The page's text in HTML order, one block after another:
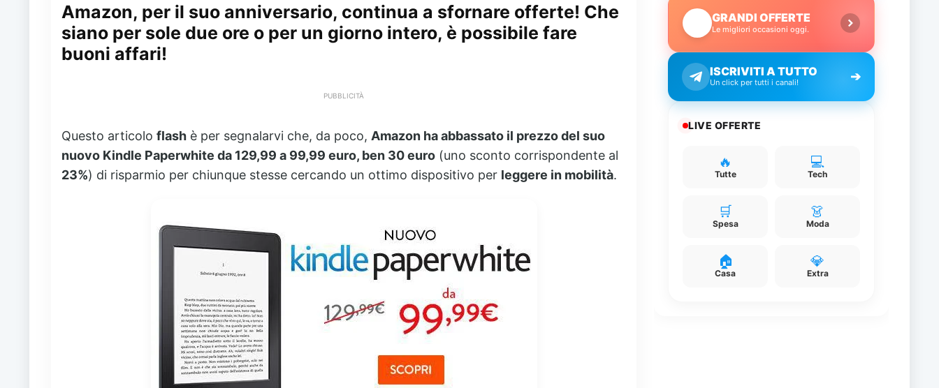
Amazon, per il suo anniversario, continua a sfornare offerte! Che
siano per sole due ore o per un giorno intero, è possibile fare
buoni affari!
PUBBLICITÀ
Questo articolo flash è per segnalarvi che, da poco, Amazon ha abbassato il prezzo del suo
nuovo Kindle Paperwhite da 129,99 a 99,99 euro, ben 30 euro (uno sconto corrispondente al
23%) di risparmio per chiunque stesse cercando un ottimo dispositivo per leggere in mobilità.
GRANDI OFFERTE
Le migliori occasioni oggi.
ISCRIVITI A TUTTO
Un click per tutti i canali! ➔
LIVE OFFERTE
🔥
Tutte
💻
Tech
🛒
Spesa
👗
Moda
🏠
Casa
💎
Extra